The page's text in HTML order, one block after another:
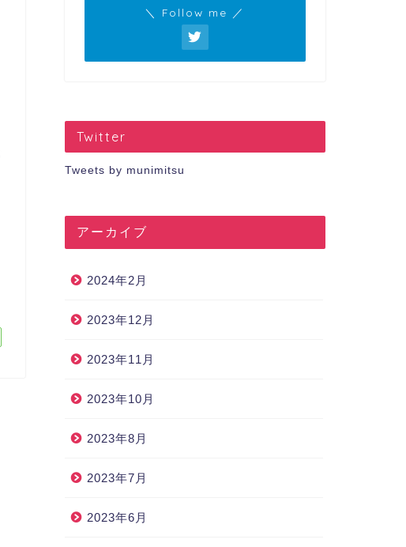
＼ Follow me ／
Twitter
Tweets by munimitsu
アーカイブ
2024年2月
2023年12月
2023年11月
2023年10月
2023年8月
2023年7月
2023年6月